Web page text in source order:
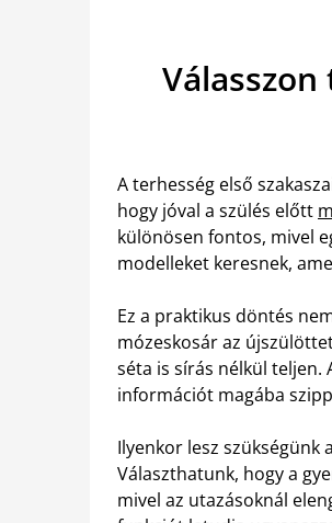
A terhesség első
hogy jóval a szülés előtt
különösen fontos, mivel
modelleket keresnek,
Ez a praktikus döntés
mózeskosár az
séta is sírás nélkül teljen.
információt magába
Ilyenkor lesz
Választhatunk, hogy a
mivel az utazásoknál